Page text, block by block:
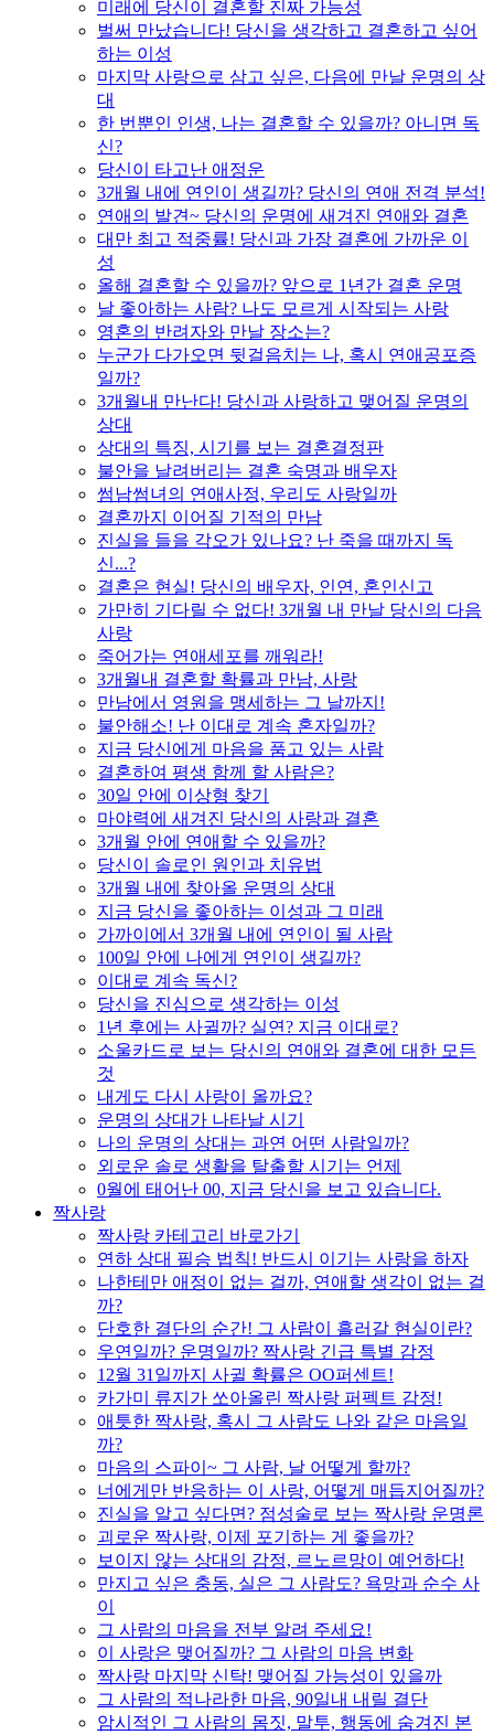
미래에 당신이 결혼할 진짜 가능성
벌써 만났습니다! 당신을 생각하고 결혼하고 싶어
하는 이성
마지막 사랑으로 삼고 싶은, 다음에 만날 운명의 상
대
한 번뿐인 인생, 나는 결혼할 수 있을까? 아니면 독
신?
당신이 타고난 애정운
3개월 내에 연인이 생길까? 당신의 연애 전격 분석!
연애의 발견~ 당신의 운명에 새겨진 연애와 결혼
대만 최고 적중률! 당신과 가장 결혼에 가까운 이
성
올해 결혼할 수 있을까? 앞으로 1년간 결혼 운명
날 좋아하는 사람? 나도 모르게 시작되는 사랑
영혼의 반려자와 만날 장소는?
누군가 다가오면 뒷걸음치는 나, 혹시 연애공포증
일까?
3개월내 만난다! 당신과 사랑하고 맺어질 운명의
상대
상대의 특징, 시기를 보는 결혼결정판
불안을 날려버리는 결혼 숙명과 배우자
썸남썸녀의 연애사정, 우리도 사랑일까
결혼까지 이어질 기적의 만남
진실을 들을 각오가 있나요? 난 죽을 때까지 독
신...?
결혼은 현실! 당신의 배우자, 인연, 혼인신고
가만히 기다릴 수 없다! 3개월 내 만날 당신의 다음
사랑
죽어가는 연애세포를 깨워라!
3개월내 결혼할 확률과 만남, 사랑
만남에서 영원을 맹세하는 그 날까지!
불안해소! 난 이대로 계속 혼자일까?
지금 당신에게 마음을 품고 있는 사람
결혼하여 평생 함께 할 사람은?
30일 안에 이상형 찾기
마야력에 새겨진 당신의 사랑과 결혼
3개월 안에 연애할 수 있을까?
당신이 솔로인 원인과 치유법
3개월 내에 찾아올 운명의 상대
지금 당신을 좋아하는 이성과 그 미래
가까이에서 3개월 내에 연인이 될 사람
100일 안에 나에게 연인이 생길까?
이대로 계속 독신?
당신을 진심으로 생각하는 이성
1년 후에는 사귈까? 실연? 지금 이대로?
소울카드로 보는 당신의 연애와 결혼에 대한 모든
것
내게도 다시 사랑이 올까요?
운명의 상대가 나타날 시기
나의 운명의 상대는 과연 어떤 사람일까?
외로운 솔로 생활을 탈출할 시기는 언제
0월에 태어난 00, 지금 당신을 보고 있습니다.
짝사랑
짝사랑 카테고리 바로가기
연하 상대 필승 법칙! 반드시 이기는 사랑을 하자
나한테만 애정이 없는 걸까, 연애할 생각이 없는 걸
까?
단호한 결단의 순간! 그 사람이 흘러갈 현실이란?
우연일까? 운명일까? 짝사랑 긴급 특별 감정
12월 31일까지 사귈 확률은 OO퍼센트!
카가미 류지가 쏘아올린 짝사랑 퍼펙트 감정!
애틋한 짝사랑, 혹시 그 사람도 나와 같은 마음일
까?
마음의 스파이~ 그 사람, 날 어떻게 할까?
너에게만 반응하는 이 사랑, 어떻게 매듭지어질까?
진실을 알고 싶다면? 점성술로 보는 짝사랑 운명론
괴로운 짝사랑, 이제 포기하는 게 좋을까?
보이지 않는 상대의 감정, 르노르망이 예언하다!
만지고 싶은 충동, 실은 그 사람도? 욕망과 순수 사
이
그 사람의 마음을 전부 알려 주세요!
이 사랑은 맺어질까? 그 사람의 마음 변화
짝사랑 마지막 신탁! 맺어질 가능성이 있을까
그 사람의 적나라한 마음, 90일내 내릴 결단
암시적인 그 사람의 몸짓, 말투, 행동에 숨겨진 본